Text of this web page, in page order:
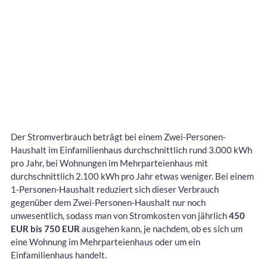
Der Stromverbrauch beträgt bei einem Zwei-Personen-
Haushalt im Einfamilienhaus durchschnittlich rund 3.000 kWh
pro Jahr, bei Wohnungen im Mehrparteienhaus mit
durchschnittlich 2.100 kWh pro Jahr etwas weniger. Bei einem
1-Personen-Haushalt reduziert sich dieser Verbrauch
gegenüber dem Zwei-Personen-Haushalt nur noch
unwesentlich, sodass man von Stromkosten von jährlich450
EUR bis 750 EUR ausgehen kann, je nachdem, ob es sich um
eine Wohnung im Mehrparteienhaus oder um ein
Einfamilienhaus handelt.